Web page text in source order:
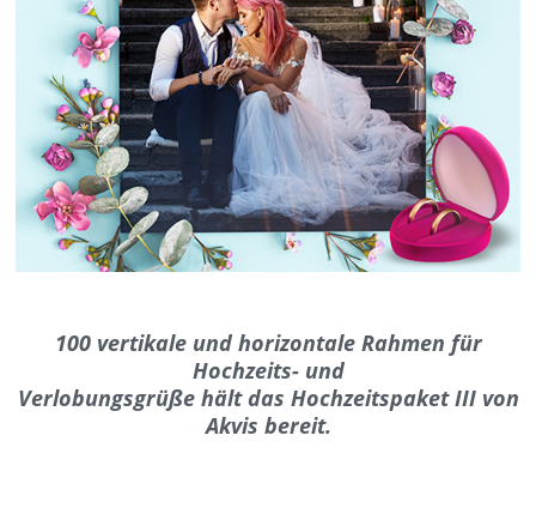
100 vertikale und horizontale Rahmen für
Hochzeits- und
Verlobungsgrüße hält das Hochzeitspaket III von
Akvis bereit.